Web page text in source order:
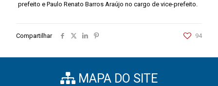
prefeito e Paulo Renato Barros Araújo no cargo de vice-prefeito.
Compartilhar 94
MAPA DO SITE